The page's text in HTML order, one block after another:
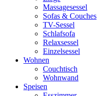
Massagesessel
Sofas & Couches
TV-Sessel
Schlafsofa
Relaxsessel
Einzelsessel
Wohnen
Couchtisch
Wohnwand
Speisen